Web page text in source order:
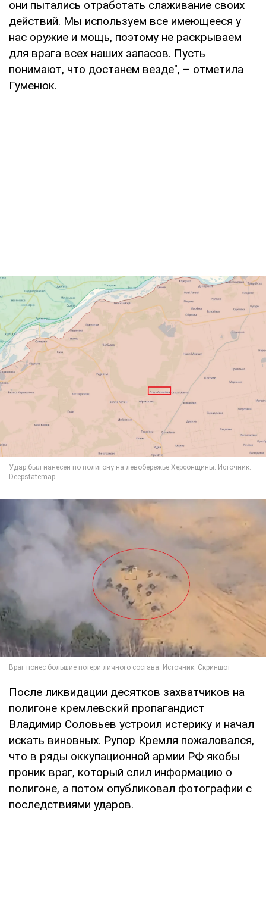
они пытались отработать слаживание своих
действий. Мы используем все имеющееся у
нас оружие и мощь, поэтому не раскрываем
для врага всех наших запасов. Пусть
понимают, что достанем везде", – отметила
Гуменюк.
После ликвидации десятков захватчиков на
полигоне кремлевский пропагандист
Владимир Соловьев устроил истерику и начал
искать виновных. Рупор Кремля пожаловался,
что в ряды оккупационной армии РФ якобы
проник враг, который слил информацию о
полигоне, а потом опубликовал фотографии с
последствиями ударов.